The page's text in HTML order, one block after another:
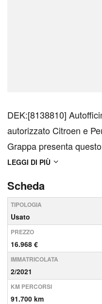
DEK:[8138810]
autorizzato Citroen e
Grappa presenta
2200cc Bluehdi 140cv
Climatizzatore
posteriori por...
LEGGI DI PIÙ
Scheda
TIPOLOGIA
Usato
PREZZO
16.968 €
IMMATRICOLATA
2/2021
KM PERCORSI
91.700 km